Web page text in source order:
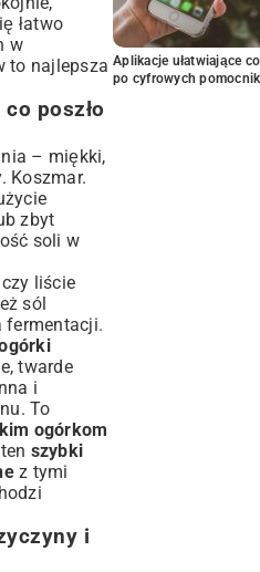
łatwo
w
to najlepsza
poszło
– miękki,
Koszmar.
zbyt
soli w
liście
sól
fermentacji.
twarde
i
To
ogórkom
szybki
z tymi
i
Aplikacje ułatwiające
po cyfrowych